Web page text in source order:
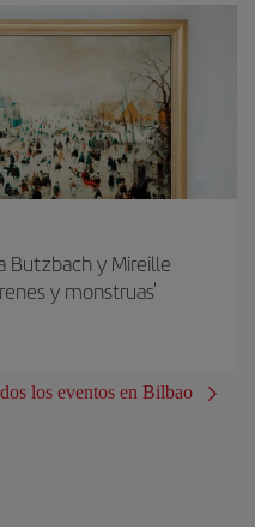
Butzbach y Mireille
y monstruas'
los eventos en Bilbao